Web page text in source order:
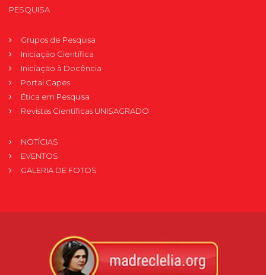
PESQUISA
Grupos de Pesquisa
Iniciação Científica
Iniciação à Docência
Portal Capes
Ética em Pesquisa
Revistas Científicas UNISAGRADO
NOTÍCIAS
EVENTOS
GALERIA DE FOTOS